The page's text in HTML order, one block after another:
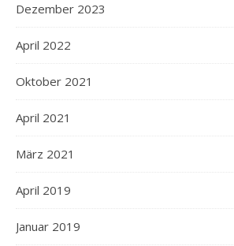
Dezember 2023
April 2022
Oktober 2021
April 2021
März 2021
April 2019
Januar 2019